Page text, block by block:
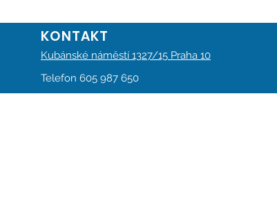
KONTAKT
Kubánské náměstí 1327/15 Praha 10
Telefon 605 987 650